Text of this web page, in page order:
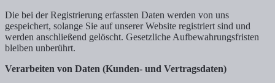
Die bei der Registrierung erfassten Daten werden von uns
gespeichert, solange Sie auf unserer Website registriert sind und
werden anschließend gelöscht. Gesetzliche Aufbewahrungsfristen
bleiben unberührt.
Verarbeiten von Daten (Kunden- und Vertragsdaten)